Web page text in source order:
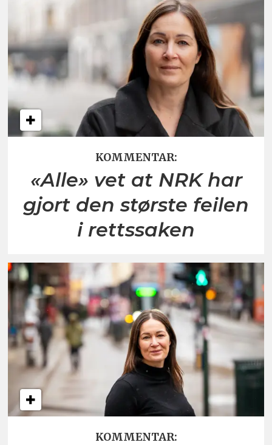
KOMMENTAR:
«Alle» vet at NRK har
gjort den største feilen
i rettssaken
KOMMENTAR: